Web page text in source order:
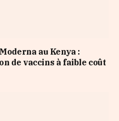
au Kenya :
de vaccins à faible coût